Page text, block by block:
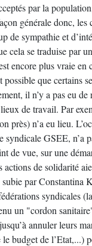
par la
générale donc, les
de sympathie et
cela se traduise par
encore plus vraie en
possible que certains
il n’y a pas eu de
de travail. Par
près) n’a eu lieu.
syndicale GSEE, n’a
de vue, sur une
de solidarité
subie par Constantina
syndicales
un "cordon
annuler leurs
budget de l’Etat,...)